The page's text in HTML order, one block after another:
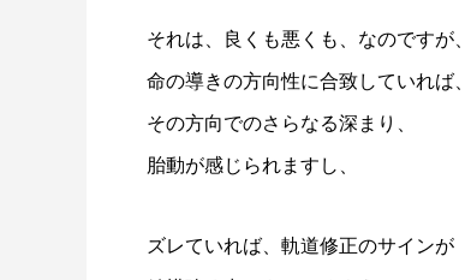
それは、良くも悪くも、なのですが、
命の導きの方向性に合致していれば、
その方向でのさらなる深まり、
胎動が感じられますし、
ズレていれば、軌道修正のサインが